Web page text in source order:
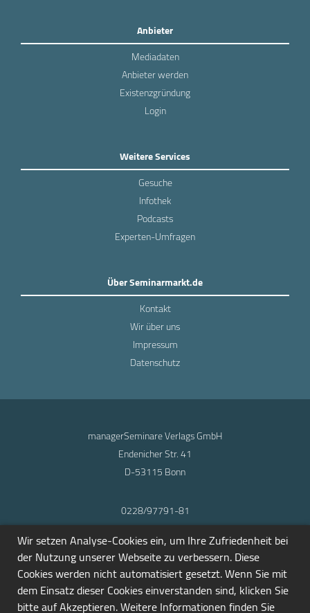
Anbieter
Mediadaten
Anbieter werden
Existenzgründung
Login
Weitere Services
Gesuche
Infothek
Podcasts
Experten-Umfragen
Über Seminarmarkt.de
Kontakt
Wir über uns
Impressum
Datenschutz
managerSeminare Verlags GmbH
Endenicher Str. 41
D-53115 Bonn
0228/97791-81
info@seminarmarkt.de
© 2001-2026
Wir setzen Analyse-Cookies ein, um Ihre Zufriedenheit bei
der Nutzung unserer Webseite zu verbessern. Diese
Cookies werden nicht automatisiert gesetzt. Wenn Sie mit
dem Einsatz dieser Cookies einverstanden sind, klicken Sie
bitte auf Akzeptieren. Weitere Informationen finden Sie